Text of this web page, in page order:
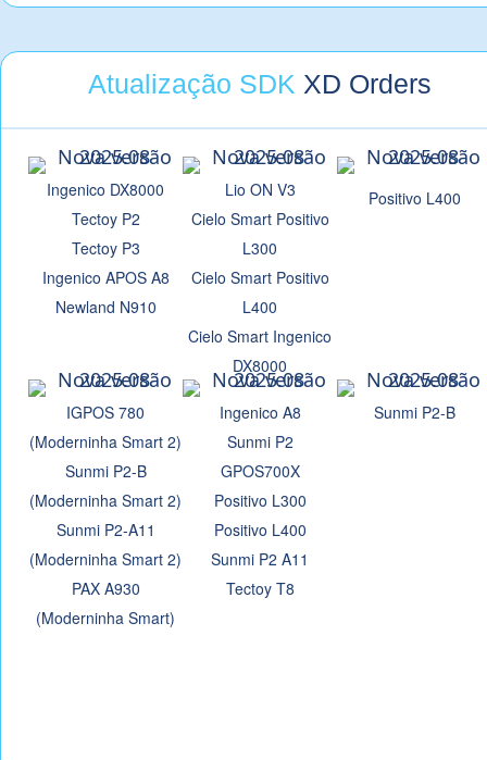
Atualização SDK XD Orders
Ingenico DX8000
Tectoy P2
Tectoy P3
Ingenico APOS A8
Newland N910
Lio ON V3
Cielo Smart Positivo
L300
Cielo Smart Positivo
L400
Cielo Smart Ingenico
DX8000
Positivo L400
IGPOS 780
(Moderninha Smart 2)
Sunmi P2-B
(Moderninha Smart 2)
Sunmi P2-A11
(Moderninha Smart 2)
PAX A930
(Moderninha Smart)
Ingenico A8
Sunmi P2
GPOS700X
Positivo L300
Positivo L400
Sunmi P2 A11
Tectoy T8
Sunmi P2-B